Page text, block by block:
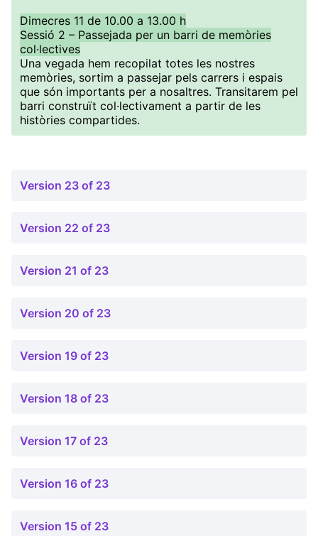
Dimecres 11 de 10.00 a 13.00 h
Sessió 2 – Passejada per un barri de memòries
col·lectives
Una vegada hem recopilat totes les nostres
memòries, sortim a passejar pels carrers i espais
que són importants per a nosaltres. Transitarem pel
barri construït col·lectivament a partir de les
històries compartides.
Version 23 of 23
Version 22 of 23
Version 21 of 23
Version 20 of 23
Version 19 of 23
Version 18 of 23
Version 17 of 23
Version 16 of 23
Version 15 of 23